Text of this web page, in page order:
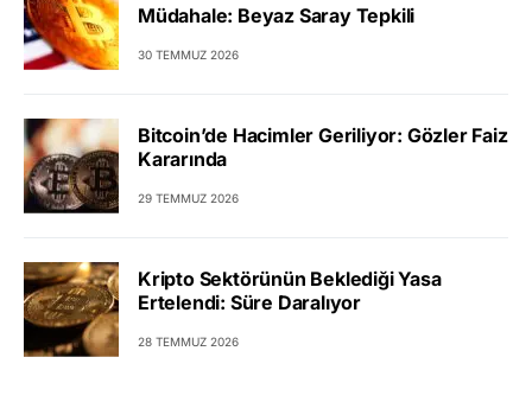
Müdahale: Beyaz Saray Tepkili
30 TEMMUZ 2026
Bitcoin’de Hacimler Geriliyor: Gözler Faiz
Kararında
29 TEMMUZ 2026
Kripto Sektörünün Beklediği Yasa
Ertelendi: Süre Daralıyor
28 TEMMUZ 2026